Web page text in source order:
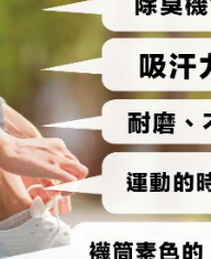
認證。
多個帳號或使用他人資訊註冊。
公司將有權停止該用戶之使用額度